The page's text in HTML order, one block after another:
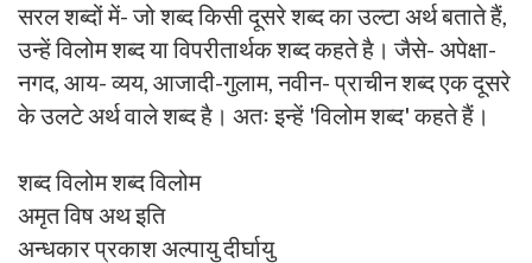
सरल शब्दों में- जो शब्द किसी दूसरे शब्द का उल्टा अर्थ बताते हैं,
उन्हें विलोम शब्द या विपरीतार्थक शब्द कहते है। जैसे- अपेक्षा-
नगद, आय- व्यय, आजादी-गुलाम, नवीन- प्राचीन शब्द एक दूसरे
के उलटे अर्थ वाले शब्द है। अतः इन्हें 'विलोम शब्द' कहते हैं।
शब्द विलोम शब्द विलोम
अमृत विष अथ इति
अन्धकार प्रकाश अल्पायु दीर्घायु